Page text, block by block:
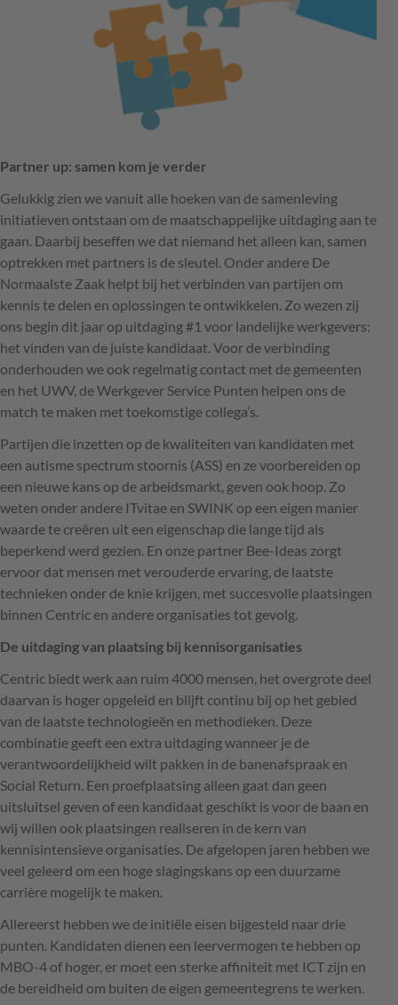
Partner up: samen kom je verder
Gelukkig zien we vanuit alle hoeken van de samenleving
initiatieven ontstaan om de maatschappelijke uitdaging aan te
gaan. Daarbij beseffen we dat niemand het alleen kan, samen
optrekken met partners is de sleutel. Onder andere De
Normaalste Zaak helpt bij het verbinden van partijen om
kennis te delen en oplossingen te ontwikkelen. Zo wezen zij
ons begin dit jaar op uitdaging #1 voor landelijke werkgevers:
het vinden van de juiste kandidaat. Voor de verbinding
onderhouden we ook regelmatig contact met de gemeenten
en het UWV, de Werkgever Service Punten helpen ons de
match te maken met toekomstige collega’s.
Partijen die inzetten op de kwaliteiten van kandidaten met
een autisme spectrum stoornis (ASS) en ze voorbereiden op
een nieuwe kans op de arbeidsmarkt, geven ook hoop. Zo
weten onder andere ITvitae en SWINK op een eigen manier
waarde te creëren uit een eigenschap die lange tijd als
beperkend werd gezien. En onze partner Bee-Ideas zorgt
ervoor dat mensen met verouderde ervaring, de laatste
technieken onder de knie krijgen, met succesvolle plaatsingen
binnen Centric en andere organisaties tot gevolg.
De uitdaging van plaatsing bij kennisorganisaties
Centric biedt werk aan ruim 4000 mensen, het overgrote deel
daarvan is hoger opgeleid en blijft continu bij op het gebied
van de laatste technologieën en methodieken. Deze
combinatie geeft een extra uitdaging wanneer je de
verantwoordelijkheid wilt pakken in de banenafspraak en
Social Return. Een proefplaatsing alleen gaat dan geen
uitsluitsel geven of een kandidaat geschikt is voor de baan en
wij willen ook plaatsingen realiseren in de kern van
kennisintensieve organisaties. De afgelopen jaren hebben we
veel geleerd om een hoge slagingskans op een duurzame
carrière mogelijk te maken.
Allereerst hebben we de initiële eisen bijgesteld naar drie
punten. Kandidaten dienen een leervermogen te hebben op
MBO-4 of hoger, er moet een sterke affiniteit met ICT zijn en
de bereidheid om buiten de eigen gemeentegrens te werken.